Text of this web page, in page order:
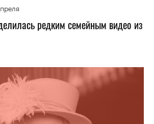
редким семейным видео из